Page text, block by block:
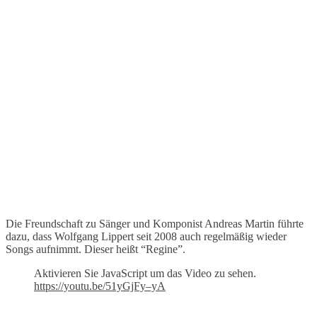
Die Freundschaft zu Sänger und Komponist Andreas Martin führte
dazu, dass Wolfgang Lippert seit 2008 auch regelmäßig wieder
Songs aufnimmt. Dieser heißt “Regine”.
Aktivieren Sie JavaScript um das Video zu sehen.
https://youtu.be/51yGjFy–yA